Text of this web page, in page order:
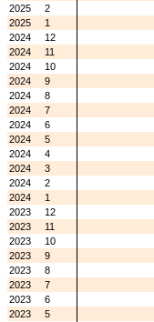
2025
2
2025
1
2024
12
2024
11
2024
10
2024
9
2024
8
2024
7
2024
6
2024
5
2024
4
2024
3
2024
2
2024
1
2023
12
2023
11
2023
10
2023
9
2023
8
2023
7
2023
6
2023
5